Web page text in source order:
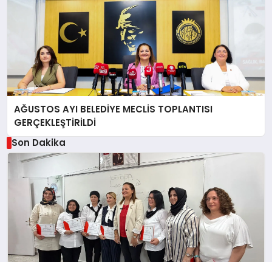
AĞUSTOS AYI BELEDİYE MECLİS TOPLANTISI
GERÇEKLEŞTİRİLDİ
Son Dakika